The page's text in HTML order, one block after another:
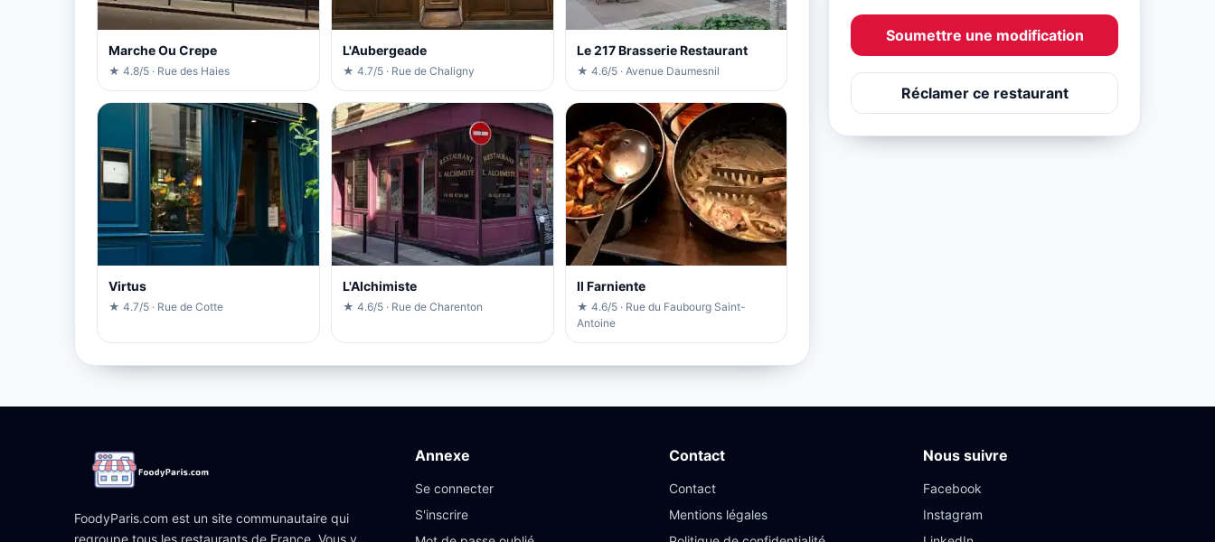
Marche Ou Crepe
★ 4.8/5 · Rue des Haies
L'Aubergeade
★ 4.7/5 · Rue de Chaligny
Le 217 Brasserie Restaurant
★ 4.6/5 · Avenue Daumesnil
Virtus
★ 4.7/5 · Rue de Cotte
L'Alchimiste
★ 4.6/5 · Rue de Charenton
Il Farniente
★ 4.6/5 · Rue du Faubourg Saint-
Antoine
Soumettre une modification
Réclamer ce restaurant
FoodyParis.com est un site communautaire qui
regroupe tous les restaurants de France. Vous y
Annexe
Se connecter
S'inscrire
Contact
Contact
Mentions légales
Nous suivre
Facebook
Instagram